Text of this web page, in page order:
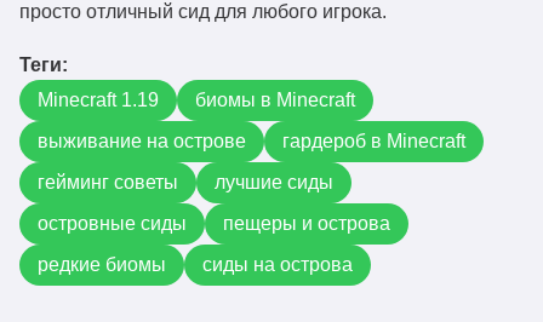
просто отличный сид для любого игрока.
Теги:
Minecraft 1.19
биомы в Minecraft
выживание на острове
гардероб в Minecraft
гейминг советы
лучшие сиды
островные сиды
пещеры и острова
редкие биомы
сиды на острова